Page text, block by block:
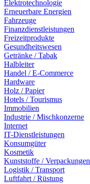
Elektrotechnologie
Erneuerbare Energien
Fahrzeuge
Finanzdienstleistungen
Freizeitprodukte
Gesundheitswesen
Getränke / Tabak
Halbleiter
Handel / E-Commerce
Hardware
Holz / Papier
Hotels / Tourismus
Immobilien
Industrie / Mischkonzerne
Internet
IT-Dienstleistungen
Konsumgüter
Kosmetik
Kunststoffe / Verpackungen
Logistik / Transport
Luftfahrt / Rüstung